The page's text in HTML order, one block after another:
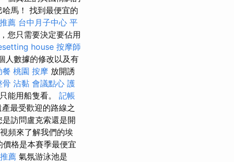
馬！ 找到最便宜的
薦 台中月子中心 平
您只需要決定要佔用
house 按摩師
人數據的修改以及有
餐 桃園 按摩 放開誘
骨 沾黏 會議點心 護
能用船隻看。 記帳
最受歡迎的路線之
訪問盧克索還是開
頻來了解我們的埃
格是本賽季最便宜
薦 氣氛游泳池是